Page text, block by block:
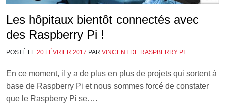
Les hôpitaux bientôt connectés avec
des Raspberry Pi !
POSTÉ LE 20 FÉVRIER 2017 PAR VINCENT DE RASPBERRY PI
En ce moment, il y a de plus en plus de projets qui sortent à
base de Raspberry Pi et nous sommes forcé de constater
que le Raspberry Pi se….